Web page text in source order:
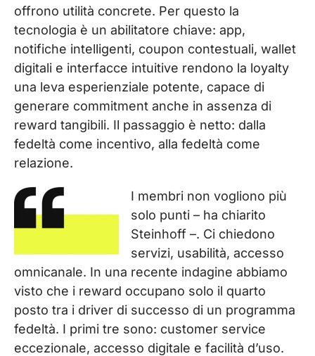
offrono utilità concrete. Per questo la
tecnologia è un abilitatore chiave: app,
notifiche intelligenti, coupon contestuali, wallet
digitali e interfacce intuitive rendono la loyalty
una leva esperienziale potente, capace di
generare commitment anche in assenza di
reward tangibili. Il passaggio è netto: dalla
fedeltà come incentivo, alla fedeltà come
relazione.
I membri non vogliono più
solo punti – ha chiarito
Steinhoff –. Ci chiedono
servizi, usabilità, accesso
omnicanale. In una recente indagine abbiamo
visto che i reward occupano solo il quarto
posto tra i driver di successo di un programma
fedeltà. I primi tre sono: customer service
eccezionale, accesso digitale e facilità d’uso.